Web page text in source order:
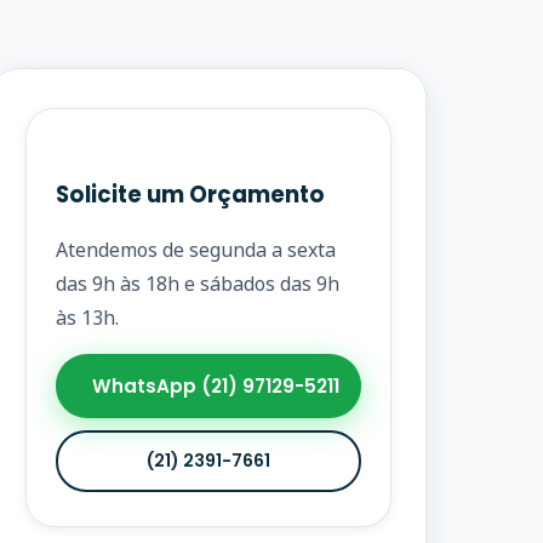
Solicite um Orçamento
Atendemos de segunda a sexta
das 9h às 18h e sábados das 9h
às 13h.
WhatsApp (21) 97129-5211
(21) 2391-7661